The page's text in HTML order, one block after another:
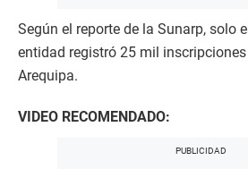
Según el reporte de la Sunarp, solo
entidad registró 25 mil
Arequipa.
VIDEO RECOMENDADO: